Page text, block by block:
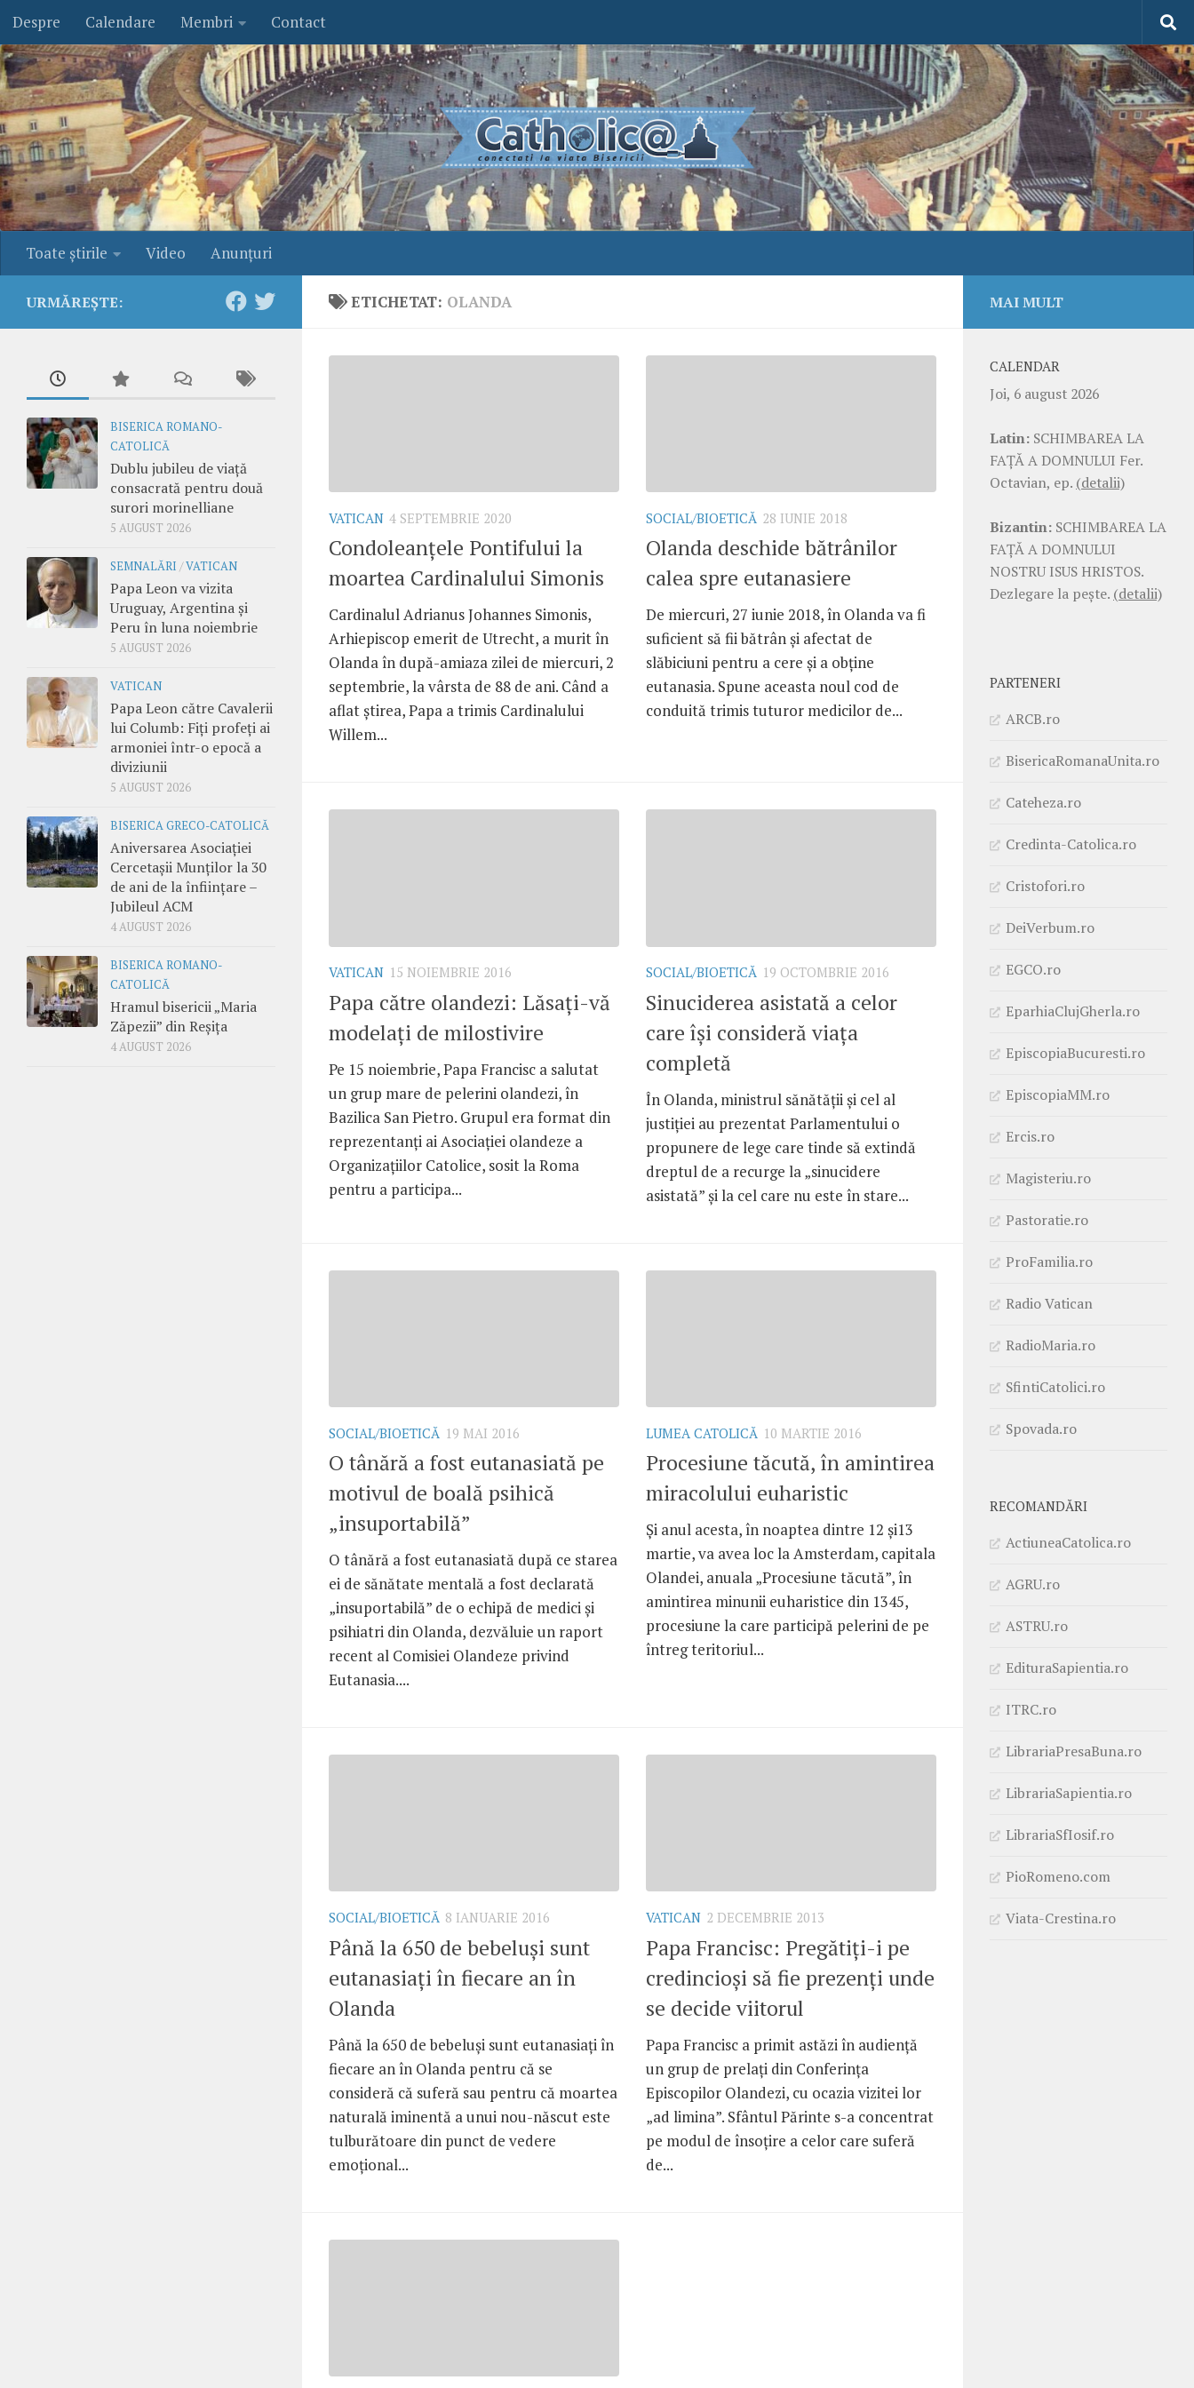
Skip to content
Despre Calendare Membri Contact
Toate ştirile Video Anunţuri
ETICHETAT: OLANDA
VATICAN 4 SEPTEMBRIE 2020
Condoleanțele Pontifului la
moartea Cardinalului Simonis
Cardinalul Adrianus Johannes Simonis,
Arhiepiscop emerit de Utrecht, a murit în
Olanda în după-amiaza zilei de miercuri, 2
septembrie, la vârsta de 88 de ani. Când a
aflat știrea, Papa a trimis Cardinalului
Willem...
SOCIAL/BIOETICĂ 28 IUNIE 2018
Olanda deschide bătrânilor
calea spre eutanasiere
De miercuri, 27 iunie 2018, în Olanda va fi
suficient să fii bătrân și afectat de
slăbiciuni pentru a cere și a obține
eutanasia. Spune aceasta noul cod de
conduită trimis tuturor medicilor de...
VATICAN 15 NOIEMBRIE 2016
Papa către olandezi: Lăsați-vă
modelați de milostivire
Pe 15 noiembrie, Papa Francisc a salutat
un grup mare de pelerini olandezi, în
Bazilica San Pietro. Grupul era format din
reprezentanți ai Asociației olandeze a
Organizațiilor Catolice, sosit la Roma
pentru a participa...
SOCIAL/BIOETICĂ 19 OCTOMBRIE 2016
Sinuciderea asistată a celor
care își consideră viața
completă
În Olanda, ministrul sănătății și cel al
justiției au prezentat Parlamentului o
propunere de lege care tinde să extindă
dreptul de a recurge la „sinucidere
asistată” și la cel care nu este în stare...
SOCIAL/BIOETICĂ 19 MAI 2016
O tânără a fost eutanasiată pe
motivul de boală psihică
„insuportabilă”
O tânără a fost eutanasiată după ce starea
ei de sănătate mentală a fost declarată
„insuportabilă” de o echipă de medici și
psihiatri din Olanda, dezvăluie un raport
recent al Comisiei Olandeze privind
Eutanasia....
LUMEA CATOLICĂ 10 MARTIE 2016
Procesiune tăcută, în amintirea
miracolului euharistic
Și anul acesta, în noaptea dintre 12 și13
martie, va avea loc la Amsterdam, capitala
Olandei, anuala „Procesiune tăcută”, în
amintirea minunii euharistice din 1345,
procesiune la care participă pelerini de pe
întreg teritoriul...
SOCIAL/BIOETICĂ 8 IANUARIE 2016
Până la 650 de bebeluși sunt
eutanasiați în fiecare an în
Olanda
Până la 650 de bebeluși sunt eutanasiați în
fiecare an în Olanda pentru că se
consideră că suferă sau pentru că moartea
naturală iminentă a unui nou-născut este
tulburătoare din punct de vedere
emoțional...
VATICAN 2 DECEMBRIE 2013
Papa Francisc: Pregătiţi-i pe
credincioşi să fie prezenţi unde
se decide viitorul
Papa Francisc a primit astăzi în audienţă
un grup de prelaţi din Conferinţa
Episcopilor Olandezi, cu ocazia vizitei lor
„ad limina”. Sfântul Părinte s-a concentrat
pe modul de însoţire a celor care suferă
de...
URMĂREȘTE:
BISERICA ROMANO-
CATOLICĂ
Dublu jubileu de viață
consacrată pentru două
surori morinelliane
5 AUGUST 2026
SEMNALĂRI /VATICAN
Papa Leon va vizita
Uruguay, Argentina și
Peru în luna noiembrie
5 AUGUST 2026
VATICAN
Papa Leon către Cavalerii
lui Columb: Fiți profeți ai
armoniei într-o epocă a
diviziunii
5 AUGUST 2026
BISERICA GRECO-CATOLICĂ
Aniversarea Asociației
Cercetașii Munților la 30
de ani de la înființare –
Jubileul ACM
4 AUGUST 2026
BISERICA ROMANO-
CATOLICĂ
Hramul bisericii „Maria
Zăpezii” din Reșița
4 AUGUST 2026
MAI MULT
CALENDAR
Joi, 6 august 2026
Latin: SCHIMBAREA LA
FAŢĂ A DOMNULUI Fer.
Octavian, ep. (detalii)
Bizantin: SCHIMBAREA LA
FAŢĂ A DOMNULUI
NOSTRU ISUS HRISTOS.
Dezlegare la pește. (detalii)
PARTENERI
ARCB.ro
BisericaRomanaUnita.ro
Cateheza.ro
Credinta-Catolica.ro
Cristofori.ro
DeiVerbum.ro
EGCO.ro
EparhiaClujGherla.ro
EpiscopiaBucuresti.ro
EpiscopiaMM.ro
Ercis.ro
Magisteriu.ro
Pastoratie.ro
ProFamilia.ro
Radio Vatican
RadioMaria.ro
SfintiCatolici.ro
Spovada.ro
RECOMANDĂRI
ActiuneaCatolica.ro
AGRU.ro
ASTRU.ro
EdituraSapientia.ro
ITRC.ro
LibrariaPresaBuna.ro
LibrariaSapientia.ro
LibrariaSfIosif.ro
PioRomeno.com
Viata-Crestina.ro